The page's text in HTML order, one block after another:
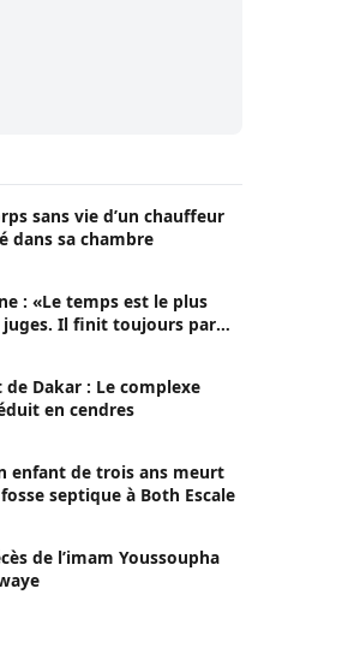
sans vie d’un chauffeur
dans sa chambre
: «Le temps est le plus
juges. Il finit toujours par
de Dakar : Le complexe
en cendres
enfant de trois ans meurt
septique à Both Escale
de l’imam Youssoupha